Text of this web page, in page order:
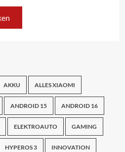
AKKU ALLES XIAOMI
ANDROID 15 ANDROID 16
ELEKTROAUTO GAMING
HYPEROS 3 INNOVATION